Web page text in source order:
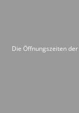
Die Öffnungszeiten der